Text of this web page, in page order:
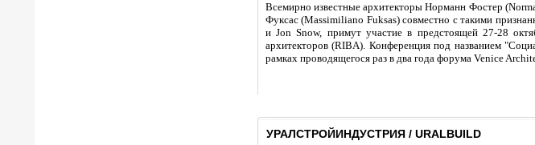
Всемирно известные архитекторы Норманн Фостер
Фуксас (Massimiliano Fuksas) совместно с такими
и Jon Snow, примут участие в предстоящей 27-28
архитекторов (RIBA). Конференция под названием
рамках проводящегося раз в два года форума Venice
УРАЛСТРОЙИНДУСТРИЯ / URALBUILD